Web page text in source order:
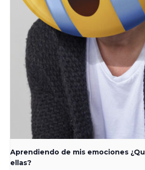
Aprendiendo de mis emociones
ellas?